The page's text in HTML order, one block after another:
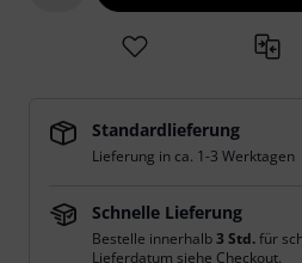
Standardlieferung
Lieferung in ca. 1-3 Werktagen
Schnelle Lieferung
Bestelle innerhalb3 Std.für
Lieferdatum siehe Checkout.